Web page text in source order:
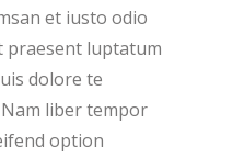
et iusto odio
praesent luptatum
dolore te
liber tempor
option